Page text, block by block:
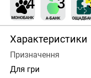
Характеристики
Призначення
Для гри